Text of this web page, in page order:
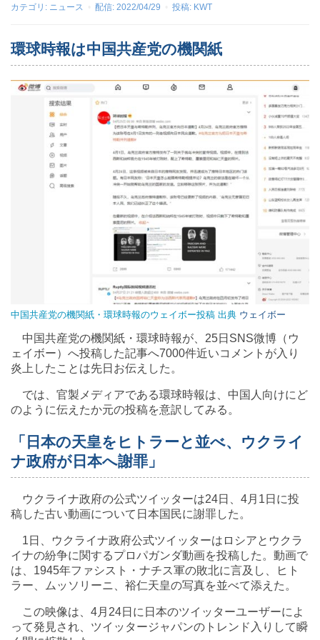
カテゴリ: ニュース 配信: 2022/04/29 投稿: KWT
環球時報は中国共産党の機関紙
中国共産党の機関紙・環球時報のウェイボー投稿 出典 ウェイボー
中国共産党の機関紙・環球時報が、25日SNS微博（ウ
ェイボー）へ投稿した記事へ7000件近いコメントが入り
炎上したことは先日お伝えした。
では、官製メディアである環球時報は、中国人向けにど
のように伝えたか元の投稿を意訳してみる。
「日本の天皇をヒトラーと並べ、ウクライ
ナ政府が日本へ謝罪」
ウクライナ政府の公式ツイッターは24日、4月1日に投
稿した古い動画について日本国民に謝罪した。
1日、ウクライナ政府公式ツイッターはロシアとウクラ
イナの紛争に関するプロパガンダ動画を投稿した。動画で
は、1945年ファシスト・ナチス軍の敗北に言及し、ヒト
ラー、ムッソリーニ、裕仁天皇の写真を並べて添えた。
この映像は、4月24日に日本のツイッターユーザーによ
って発見され、ツイッタージャパンのトレンド入りして瞬